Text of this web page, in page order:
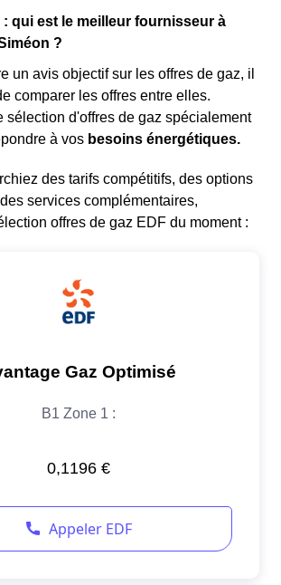
: qui est le meilleur fournisseur à
?
un avis objectif sur les offres de gaz, il
comparer les offres entre elles.
sélection d'offres de gaz spécialement
à vos besoins énergétiques.
des tarifs compétitifs, des options
services complémentaires,
offres de gaz EDF du moment :